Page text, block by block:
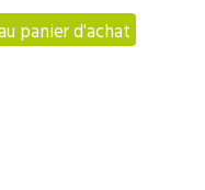
panier d'achat